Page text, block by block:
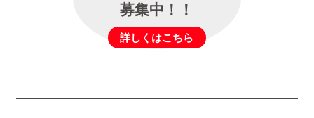
募集中！！
詳しくはこちら